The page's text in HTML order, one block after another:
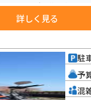
プされ近所の花見客で賑
詳しく見る
駐
予
混